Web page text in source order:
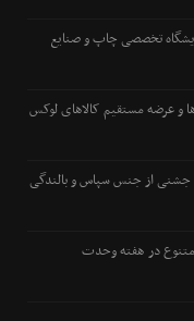
در دو نمایشگاه تخصصی چاپ و صنایع
و عرضه مستقیم کالاهای لوکس
از جنس سپاس و بالندگی
متنوع در هفته وحدت